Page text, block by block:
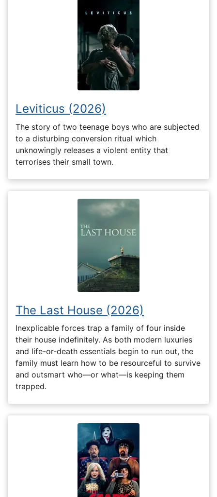
Leviticus (2026)
The story of two teenage boys who are subjected
to a disturbing conversion ritual which
unknowingly releases a violent entity that
terrorises their small town.
The Last House (2026)
Inexplicable forces trap a family of four inside
their house indefinitely. As both modern luxuries
and life-or-death essentials begin to run out, the
family must learn how to be resourceful to survive
and outsmart who—or what—is keeping them
trapped.